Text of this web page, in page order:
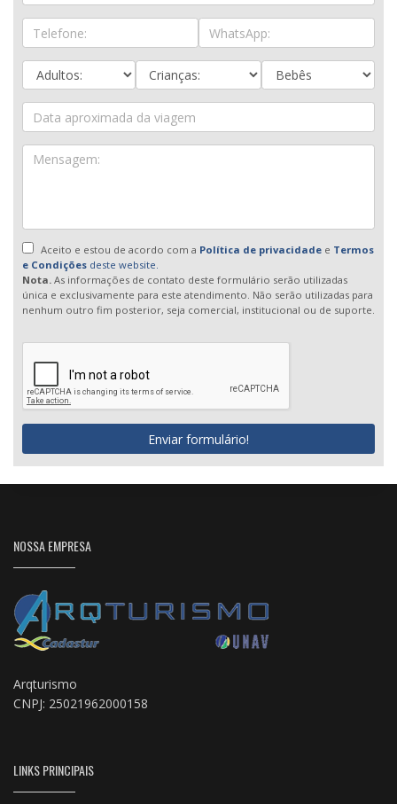
Aceito e estou de acordo com a Política de privacidadee Termos
e Condições deste website.
Nota. As informações de contato deste formulário serão utilizadas
única e exclusivamente para este atendimento. Não serão utilizadas para
nenhum outro fim posterior, seja comercial, institucional ou de suporte.
Enviar formulário!
NOSSA EMPRESA
Arqturismo
CNPJ: 25021962000158
LINKS PRINCIPAIS